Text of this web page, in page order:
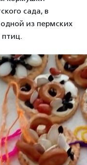
сада, в
из пермских
птиц.